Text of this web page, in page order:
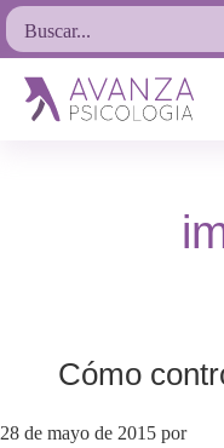
Saltar
a
navegación
Saltar
al
contenido
principal
Saltar
al
pie
Buscar...
Cómo
28 de mayo de 2015 por